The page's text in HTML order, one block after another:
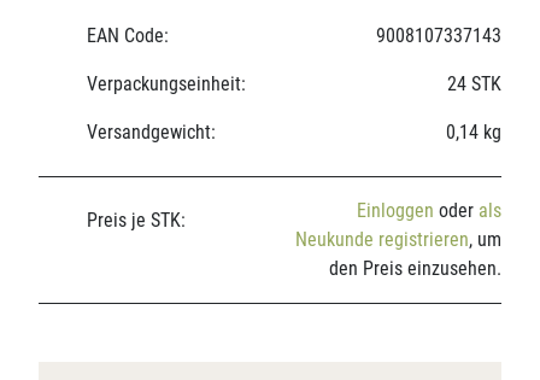
EAN Code: 9008107337143
Verpackungseinheit: 24 STK
Versandgewicht: 0,14 kg
Preis je STK: Einloggen oder als
Neukunde registrieren, um
den Preis einzusehen.